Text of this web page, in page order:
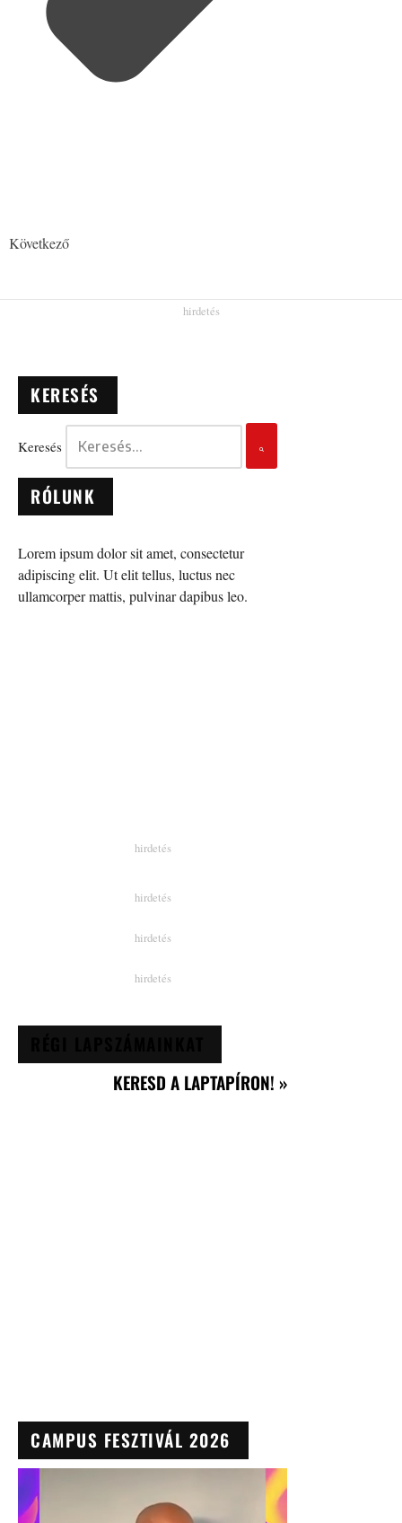
Következő
KERESÉS
Keresés
RÓLUNK
Lorem ipsum dolor sit amet, consectetur
adipiscing elit. Ut elit tellus, luctus nec
ullamcorper mattis, pulvinar dapibus leo.
KERESD A LAPTAPÍRON! »
CAMPUS FESZTIVÁL 2026